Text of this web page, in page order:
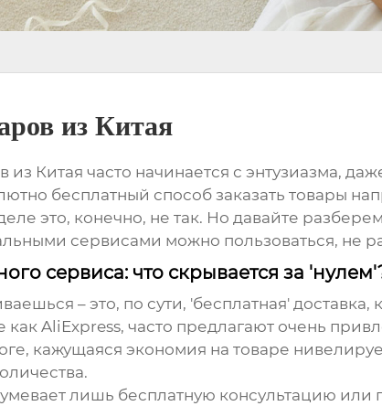
из Китая
из Китая часто начинается с энтузиазма,
бесплатный способ заказать товары
это, конечно, не так. Но давайте
сервисами можно пользоваться, не
сервиса: что скрывается за
– это, по сути, 'бесплатная'
AliExpress, часто предлагают очень
кажущаяся экономия на товаре
лишь бесплатную консультацию